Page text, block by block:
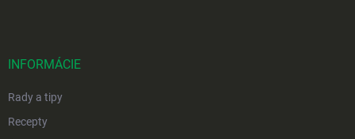
INFORMÁCIE
Rady a tipy
Recepty